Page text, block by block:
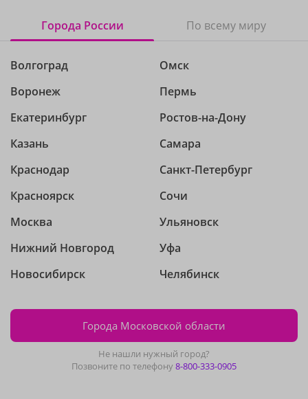
Города России По всему миру
Волгоград
Воронеж
Екатеринбург
Казань
Краснодар
Красноярск
Москва
Нижний Новгород
Новосибирск
Омск
Пермь
Ростов-на-Дону
Самара
Санкт-Петербург
Сочи
Ульяновск
Уфа
Челябинск
Города Московской области
Не нашли нужный город?
Позвоните по телефону8-800-333-0905